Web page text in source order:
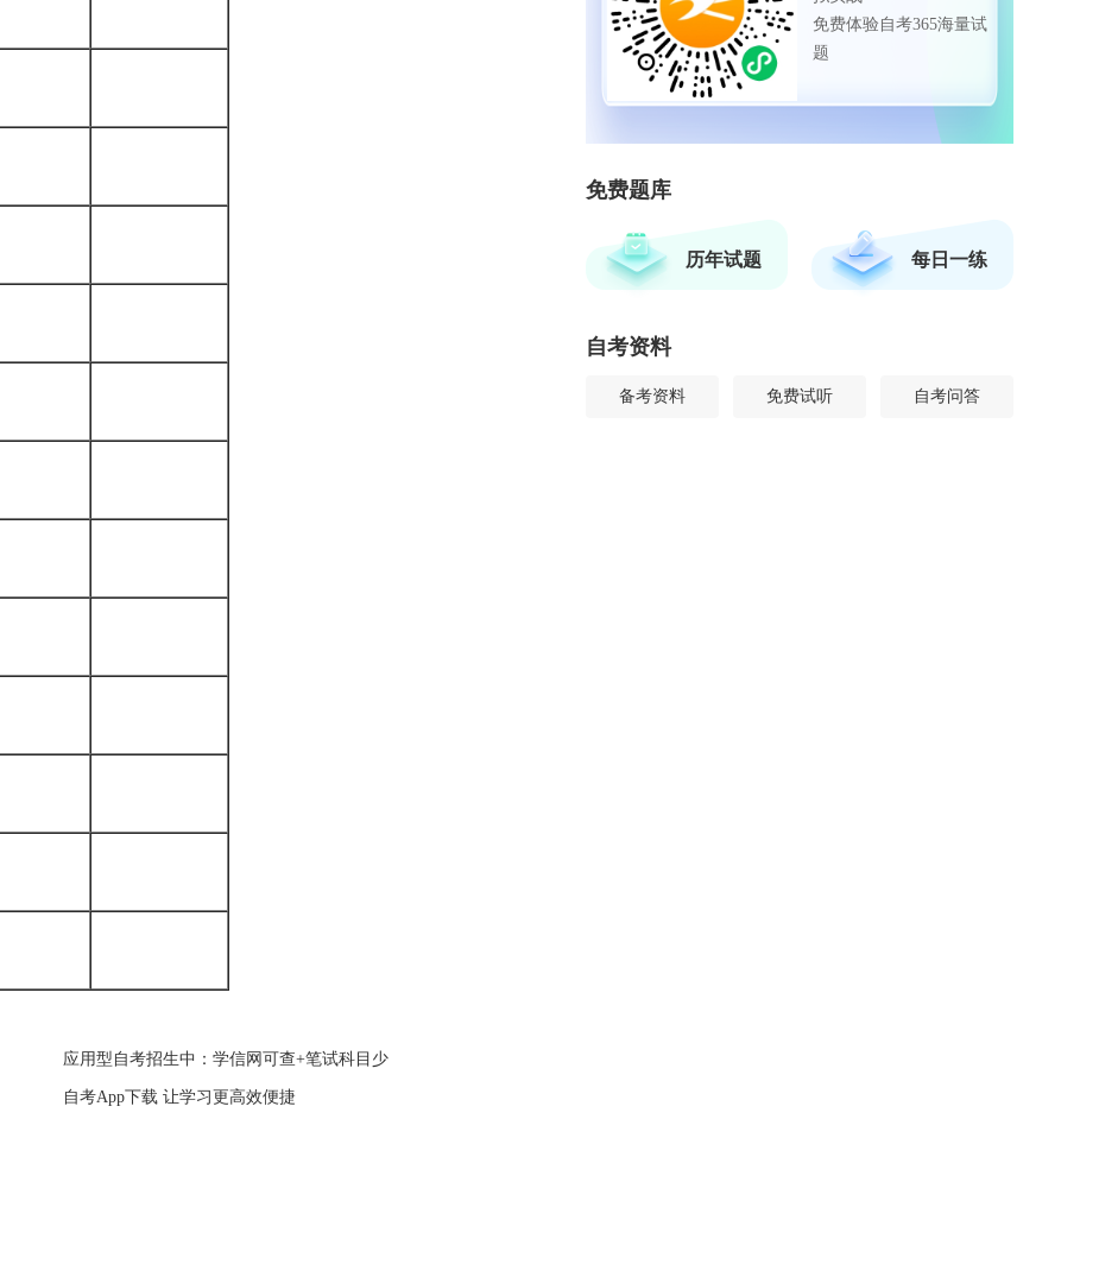
应用型自考招生中：学信网可查+笔试科目少
自考App下载 让学习更高效便捷
免费体验自考365海量试
题
免费题库
历年试题 每日一练
自考资料
备考资料 免费试听 自考问答